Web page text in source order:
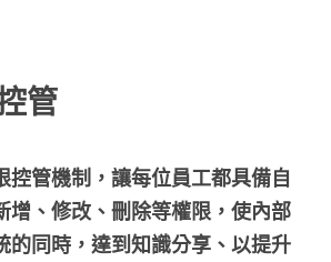
管
控管機制，讓每位員工都具備自
增、修改、刪除等權限，使內部
的同時，達到知識分享、以提升